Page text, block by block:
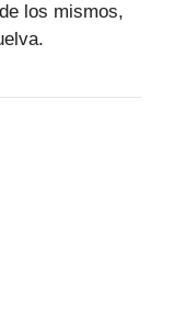
los mismos,